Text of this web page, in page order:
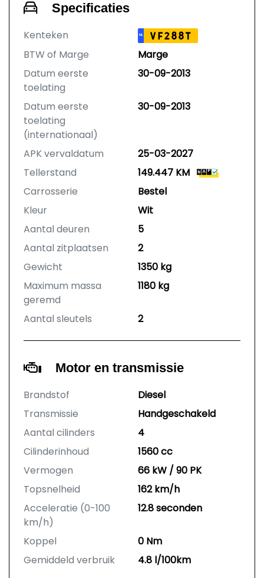
Specificaties
Kenteken NL VF288T
BTW of Marge
Marge
Datum eerste
toelating
30-09-2013
Datum eerste
toelating
(internationaal)
30-09-2013
APK vervaldatum
25-03-2027
Tellerstand
149.447 KM
Carrosserie
Bestel
Kleur
Wit
Aantal deuren
5
Aantal zitplaatsen
2
Gewicht
1350 kg
Maximum massa
geremd
1180 kg
Aantal sleutels 2
Motor en transmissie
Brandstof
Diesel
Transmissie
Handgeschakeld
Aantal cilinders
4
Cilinderinhoud
1560 cc
Vermogen
66 kW / 90 PK
Topsnelheid
162 km/h
Acceleratie (0-100
km/h)
12.8 seconden
Koppel
0 Nm
Gemiddeld verbruik
4.8 l/100km